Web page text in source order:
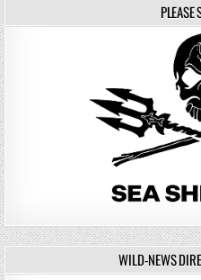
PLEASE
WILD-NEWS